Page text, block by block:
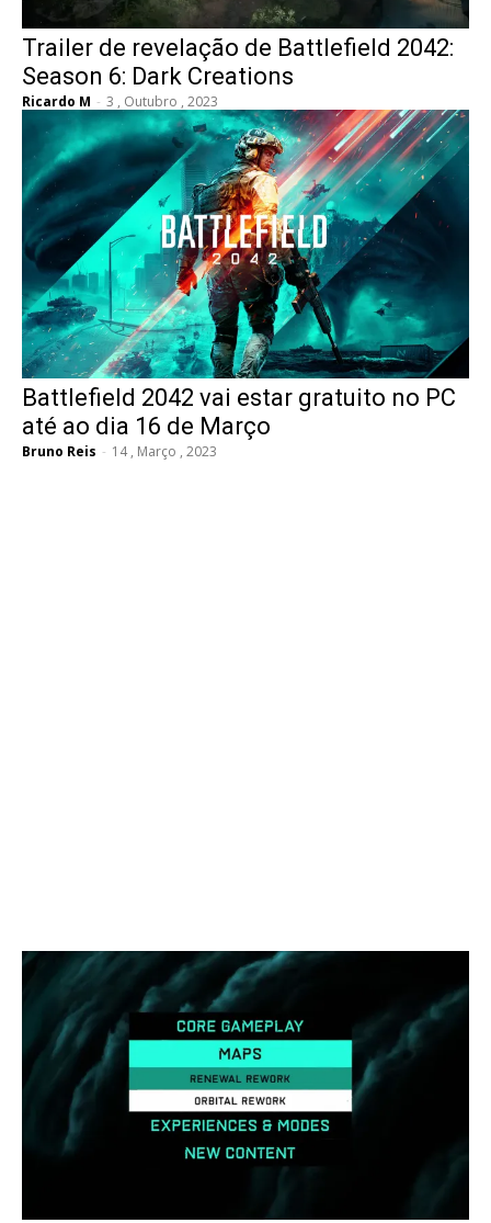
Trailer de revelação de Battlefield 2042:
Season 6: Dark Creations
Ricardo M - 3 , Outubro , 2023
Battlefield 2042 vai estar gratuito no PC
até ao dia 16 de Março
Bruno Reis - 14 , Março , 2023